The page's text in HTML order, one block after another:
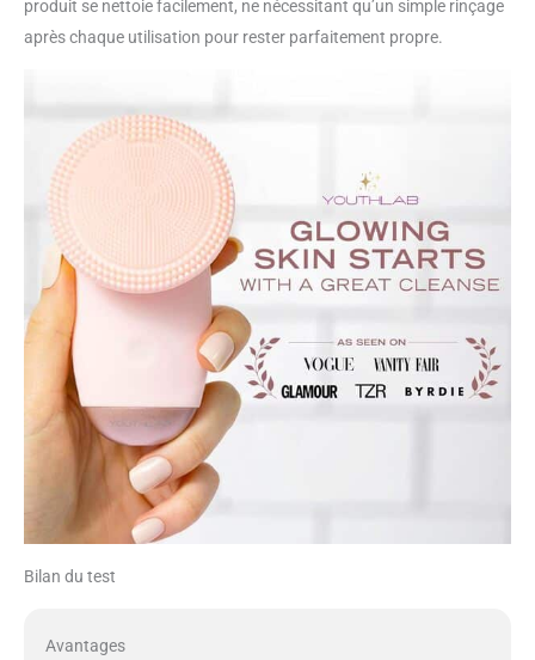
produit se nettoie facilement, ne nécessitant qu’un simple rinçage
après chaque utilisation pour rester parfaitement propre.
Bilan du test
Avantages